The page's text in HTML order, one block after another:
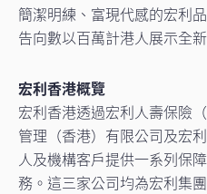
簡潔明練、富現代感的宏利
告向數以百萬計港人展示全
宏利香港概覽
宏利香港透過宏利人壽保險
管理（香港）有限公司及宏
人及機構客戶提供一系列保
務。這三家公司均為宏利集